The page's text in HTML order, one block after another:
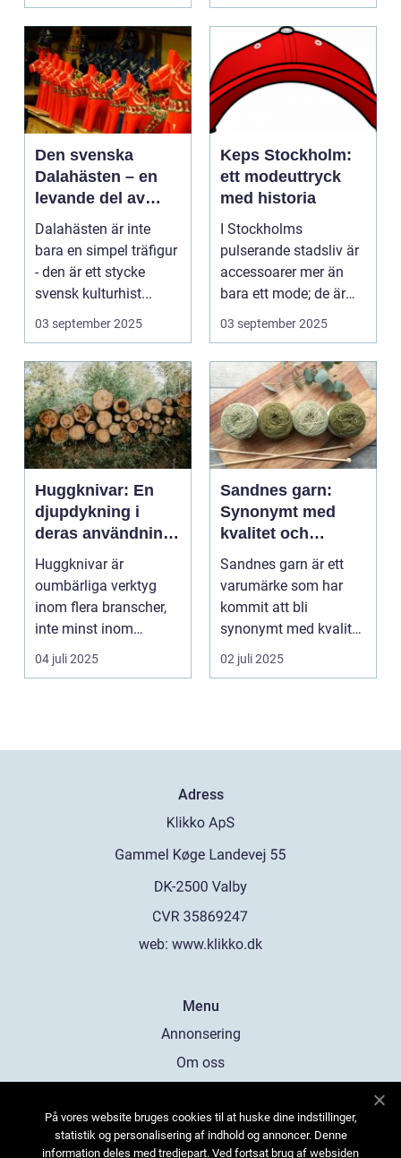
Den svenska
Dalahästen – en
levande del av
Sveriges
kulturhistoria.
Dalahästen är inte
bara en simpel träfigur
- den är ett stycke
svensk kulturhist...
03 september 2025
Keps Stockholm:
ett modeuttryck
med historia
I Stockholms
pulserande stadsliv är
accessoarer mer än
bara ett mode; de är
uttryck f...
03 september 2025
Huggknivar: En
djupdykning i
deras användning
och betydelse
Huggknivar är
oumbärliga verktyg
inom flera branscher,
inte minst inom
skogsindustrin och ...
04 juli 2025
Sandnes garn:
Synonymt med
kvalitet och
tradition
Sandnes garn är ett
varumärke som har
kommit att bli
synonymt med kvalitet
och tradition i...
02 juli 2025
Adress
web: www.klikko.dk
Menu
Annonsering
Om oss
Kontakta oss
Sitemap
På vores website bruges cookies til at huske dine indstillinger,
statistik og personalisering af indhold og annoncer. Denne
information deles med tredjepart. Ved fortsat brug af websiden